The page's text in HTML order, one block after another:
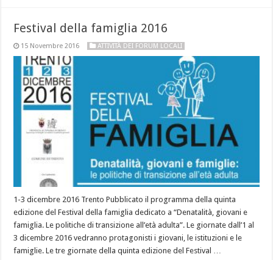
Festival della famiglia 2016
15 Novembre 2016 ATTIVITÀ DEI FORUM LOCALI
1-3 dicembre 2016 Trento Pubblicato il programma della quinta
edizione del Festival della famiglia dedicato a “Denatalità, giovani e
famiglia. Le politiche di transizione all’età adulta”. Le giornate dall’1 al
3 dicembre 2016 vedranno protagonisti i giovani, le istituzioni e le
famiglie. Le tre giornate della quinta edizione del Festival …